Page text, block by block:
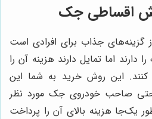
اقساطی جک
جذاب برای افرادی است
اما تمایل دارند هزینه آن را
این روش خرید به شما این
صاحب خودروی جک مورد نظر
یک‌جا هزینه بالای آن را پرداخت